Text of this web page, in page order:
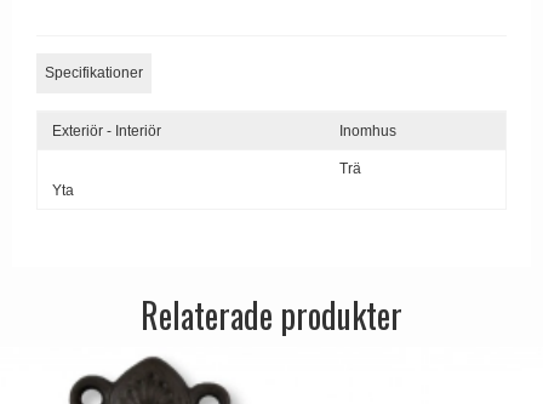
Specifikationer
Exteriör - Interiör Inomhus
Yta
Trä
Relaterade produkter